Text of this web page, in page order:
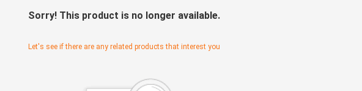
Sorry! This product is no longer available.
Let's see if there are any related products that interest you